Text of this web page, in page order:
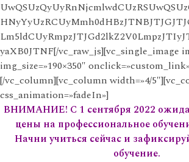
yaXB0JTNF[/vc_raw_js][vc_single_image
img_size=»190×350″
[/vc_column][vc_column width=»4/
css_animation=»fadeIn»]
ВНИМАНИЕ! С 1 сентября 2022
цены на профессиональное
Начни учиться сейчас и
обучение.